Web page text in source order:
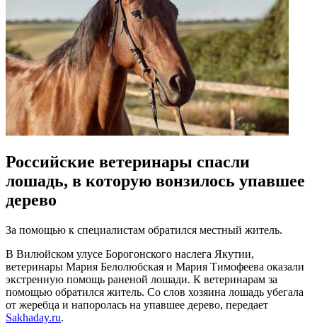
Российские ветеринары спасли
лошадь, в которую вонзилось упавшее
дерево
За помощью к специалистам обратился местный житель.
В Вилюйском улусе Борогонского наслега Якутии,
ветеринары Мария Белолюбская и Мария Тимофеева оказали
экстренную помощь раненой лошади. К ветеринарам за
помощью обратился житель. Со слов хозяина лошадь убегала
от жеребца и напоролась на упавшее дерево, передает
Sakhaday.ru.